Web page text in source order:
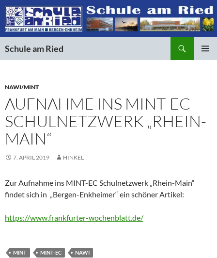
Schule am Ried
NAWI/MINT
AUFNAHME INS MINT-EC
SCHULNETZWERK „RHEIN-
MAIN“
7. APRIL 2019 HINKEL
Zur Aufnahme ins MINT-EC Schulnetzwerk „Rhein-Main“
findet sich in „Bergen-Enkheimer“ ein schöner Artikel:
https://www.frankfurter-wochenblatt.de/
MINT MINT-EC NAWI